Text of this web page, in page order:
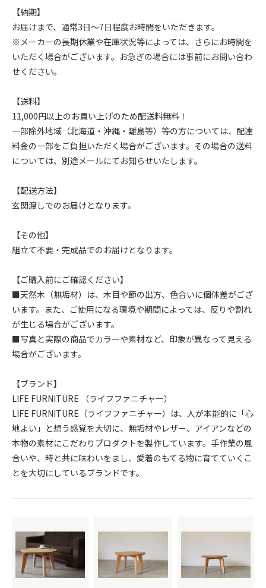
【納期】
お届けまで、通常3日～7日程度お時間をいただきます。
※メーカーの長期休業や在庫状況等によっては、さらにお時間を
いただく場合がございます。お急ぎの場合には事前にお問い合わ
せください。
【送料】
11,000円以上のお買い上げのため配送料無料！
一部除外地域（北海道・沖縄・離島等）等の方については、配達
料金の一部をご負担いただく場合がございます。その場合の送料
については、別途メールにてお知らせいたします。
【配送方法】
玄関渡しでのお届けとなります。
【その他】
組立て不要・完成品でのお届けとなります。
【ご購入前にご確認ください】
■天然木（無垢材）は、木目や節の出方、色合いに個体差がござ
います。また、ご使用になる環境や期間によっては、反りや割れ
が生じる場合がございます。
■写真と実際の商品でカラーや素材など、印象が異なって見える
場合がございます。
【ブランド】
LIFE FURNITURE （ライフファニチャー）
LIFE FURNITURE（ライフファニチャー）は、人が本能的に「心
地よい」と想う感覚を大切に、無垢材やレザー、アイアンなどの
本物の素材にこだわりプロダクトを製作しています。手作業の風
合いや、時と共に味わいをまし、愛着のもてる物に育てていくこ
とを大切にしているブランドです。